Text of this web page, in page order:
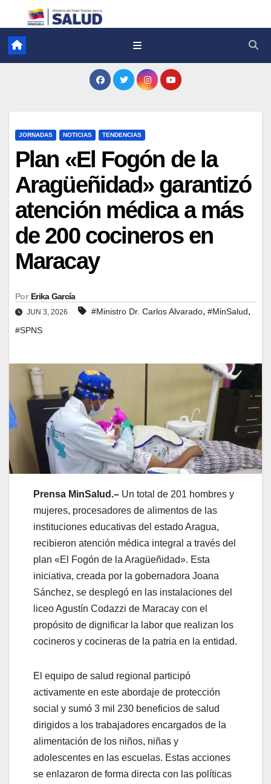
JORNADAS NOTICIAS TENDENCIAS
Plan «El Fogón de la
Aragüeñidad» garantizó
atención médica a más
de 200 cocineros en
Maracay
Por Erika García
JUN 3, 2026 #Ministro Dr. Carlos Alvarado, #MinSalud,
#SPNS
Prensa MinSalud.– Un total de 201 hombres y
mujeres, procesadores de alimentos de las
instituciones educativas del estado Aragua,
recibieron atención médica integral a través del
plan «El Fogón de la Aragüeñidad». Esta
iniciativa, creada por la gobernadora Joana
Sánchez, se desplegó en las instalaciones del
liceo Agustín Codazzi de Maracay con el
propósito de dignificar la labor que realizan los
cocineros y cocineras de la patria en la entidad.
El equipo de salud regional participó
activamente en este abordaje de protección
social y sumó 3 mil 230 beneficios de salud
dirigidos a los trabajadores encargados de la
alimentación de los niños, niñas y
adolescentes en las escuelas. Estas acciones
se enlazaron de forma directa con las políticas